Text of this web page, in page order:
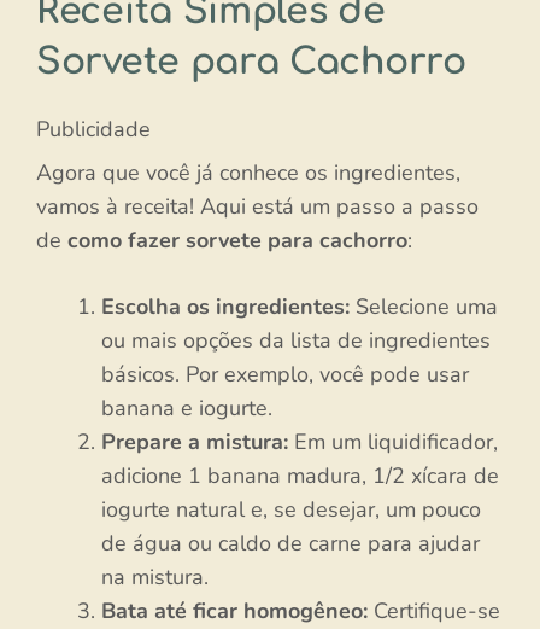
Receita Simples de
Sorvete para Cachorro
Publicidade
Agora que você já conhece os ingredientes,
vamos à receita! Aqui está um passo a passo
de como fazer sorvete para cachorro:
Escolha os ingredientes: Selecione uma
ou mais opções da lista de ingredientes
básicos. Por exemplo, você pode usar
banana e iogurte.
Prepare a mistura: Em um liquidificador,
adicione 1 banana madura, 1/2 xícara de
iogurte natural e, se desejar, um pouco
de água ou caldo de carne para ajudar
na mistura.
Bata até ficar homogêneo: Certifique-se